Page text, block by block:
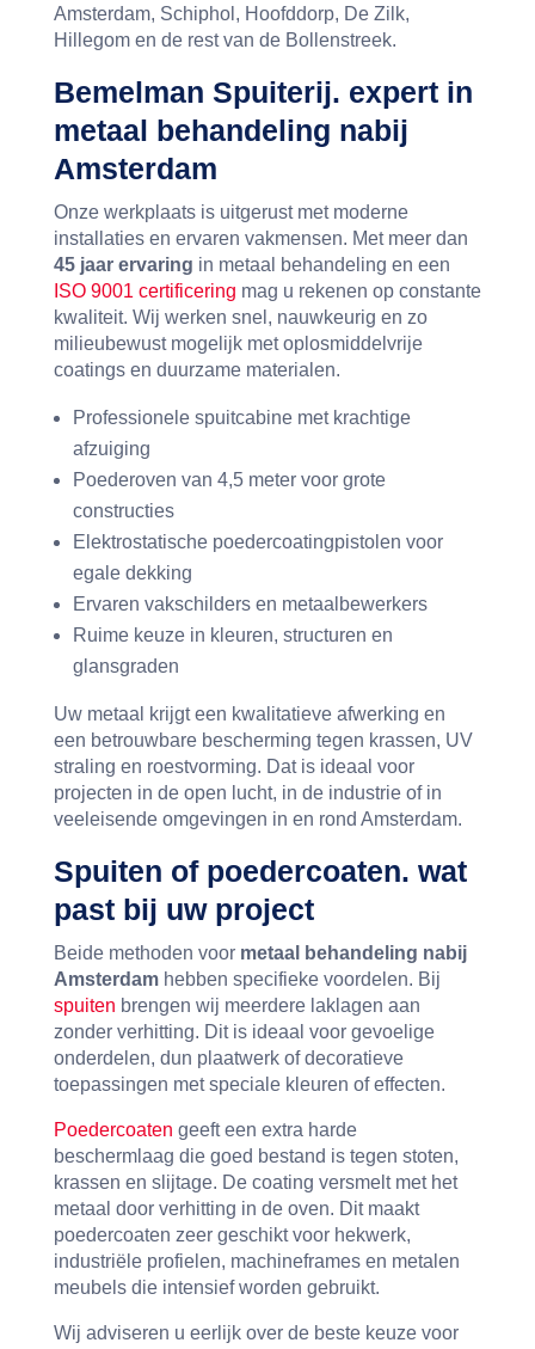
Amsterdam, Schiphol, Hoofddorp, De Zilk,
Hillegom en de rest van de Bollenstreek.
Bemelman Spuiterij. expert in
metaal behandeling nabij
Amsterdam
Onze werkplaats is uitgerust met moderne
installaties en ervaren vakmensen. Met meer dan
45 jaar ervaring in metaal behandeling en een
ISO 9001 certificering mag u rekenen op constante
kwaliteit. Wij werken snel, nauwkeurig en zo
milieubewust mogelijk met oplosmiddelvrije
coatings en duurzame materialen.
Professionele spuitcabine met krachtige
afzuiging
Poederoven van 4,5 meter voor grote
constructies
Elektrostatische poedercoatingpistolen voor
egale dekking
Ervaren vakschilders en metaalbewerkers
Ruime keuze in kleuren, structuren en
glansgraden
Uw metaal krijgt een kwalitatieve afwerking en
een betrouwbare bescherming tegen krassen, UV
straling en roestvorming. Dat is ideaal voor
projecten in de open lucht, in de industrie of in
veeleisende omgevingen in en rond Amsterdam.
Spuiten of poedercoaten. wat
past bij uw project
Beide methoden voor metaal behandeling nabij
Amsterdamhebben specifieke voordelen. Bij
spuiten brengen wij meerdere laklagen aan
zonder verhitting. Dit is ideaal voor gevoelige
onderdelen, dun plaatwerk of decoratieve
toepassingen met speciale kleuren of effecten.
Poedercoaten geeft een extra harde
beschermlaag die goed bestand is tegen stoten,
krassen en slijtage. De coating versmelt met het
metaal door verhitting in de oven. Dit maakt
poedercoaten zeer geschikt voor hekwerk,
industriële profielen, machineframes en metalen
meubels die intensief worden gebruikt.
Wij adviseren u eerlijk over de beste keuze voor